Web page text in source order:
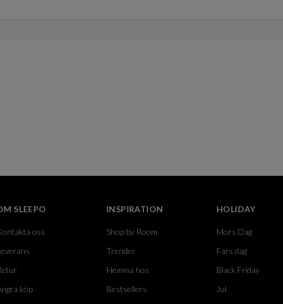
SLEEPO
oss
köp
INSPIRATION
Shop by Room
Trender
Hemma hos
Bestsellers
HOLIDAY
Mors Dag
Fars dag
Black Friday
Jul